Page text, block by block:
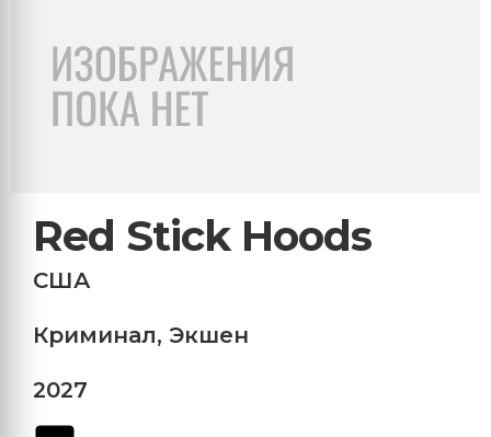
Red Stick Hoods
США
Криминал, Экшен
2027